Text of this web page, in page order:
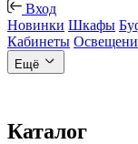
Вход
Новинки Шкафы
Кабинеты
Ещё
Каталог